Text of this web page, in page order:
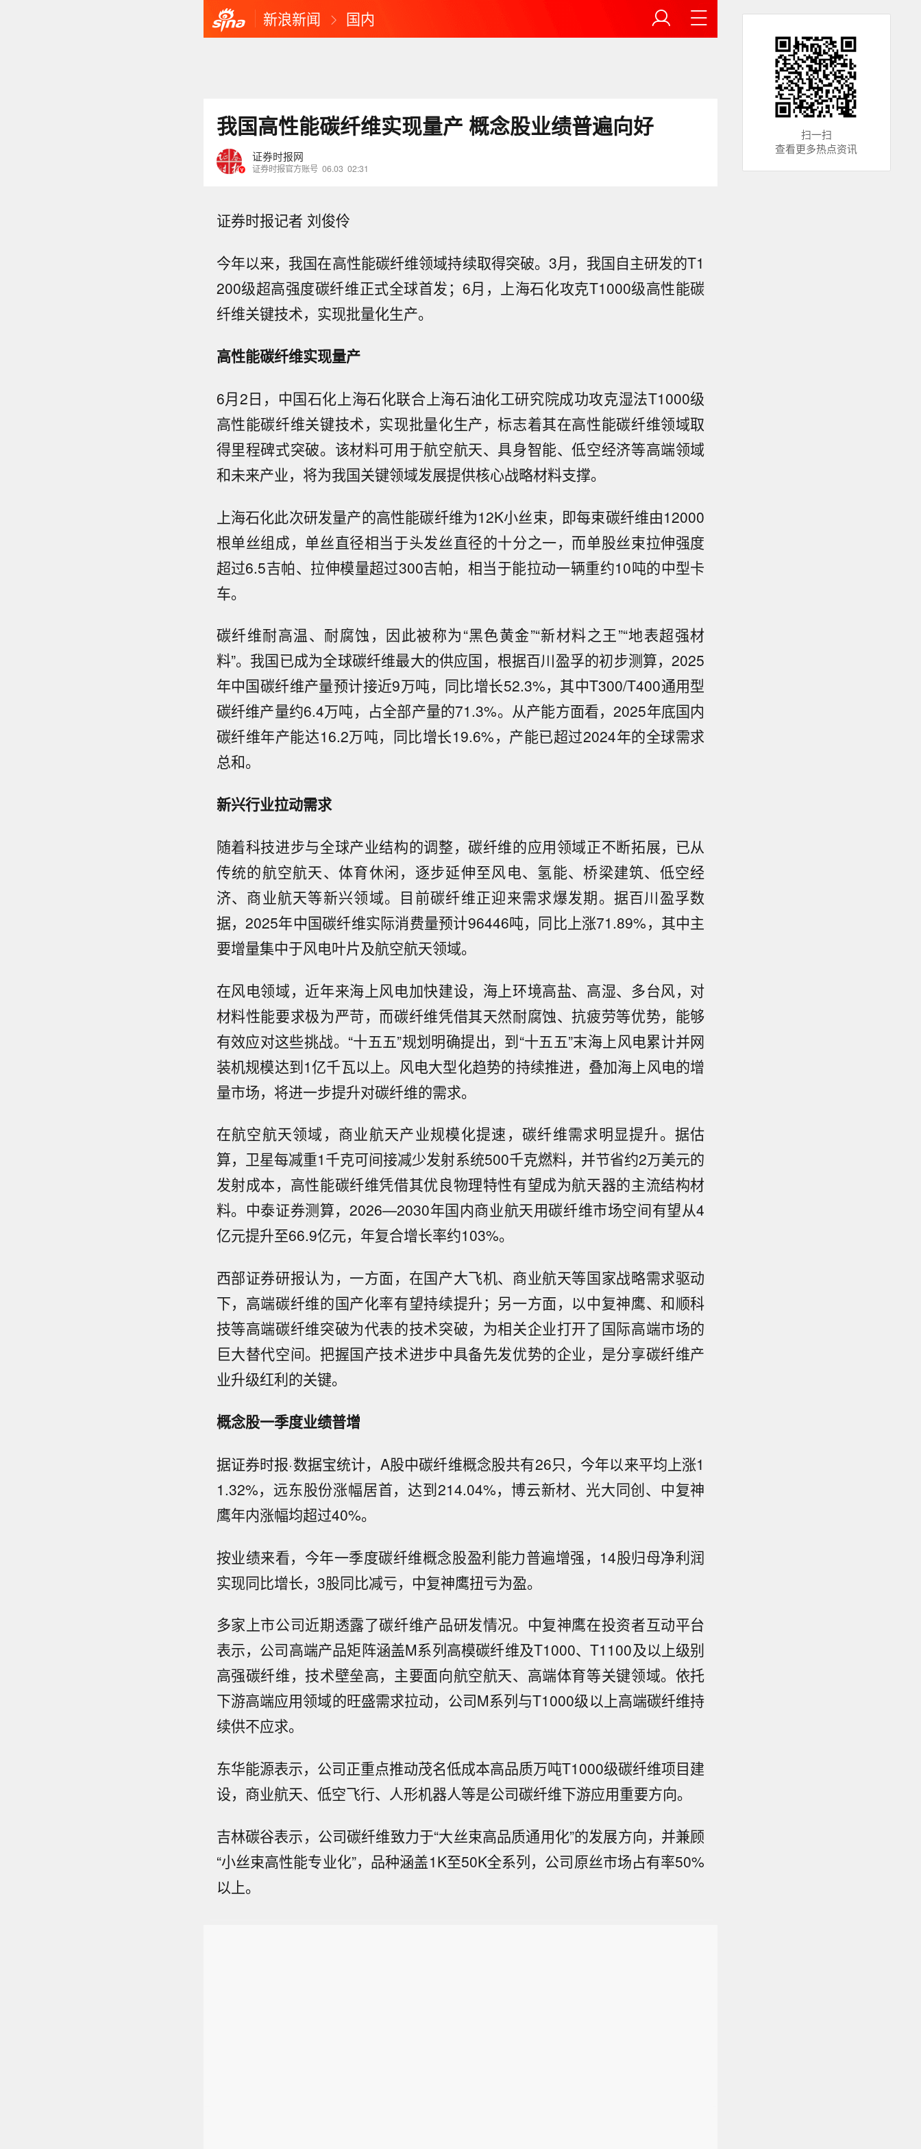
新浪新闻 国内
我国高性能碳纤维实现量产 概念股业绩普遍向好
证券时报网
证券时报官方账号 06.03 02:31
证券时报记者 刘俊伶
今年以来，我国在高性能碳纤维领域持续取得突破。3月，我国自主研发的T1
200级超高强度碳纤维正式全球首发；6月，上海石化攻克T1000级高性能碳
纤维关键技术，实现批量化生产。
高性能碳纤维实现量产
6月2日，中国石化上海石化联合上海石油化工研究院成功攻克湿法T1000级
高性能碳纤维关键技术，实现批量化生产，标志着其在高性能碳纤维领域取
得里程碑式突破。该材料可用于航空航天、具身智能、低空经济等高端领域
和未来产业，将为我国关键领域发展提供核心战略材料支撑。
上海石化此次研发量产的高性能碳纤维为12K小丝束，即每束碳纤维由12000
根单丝组成，单丝直径相当于头发丝直径的十分之一，而单股丝束拉伸强度
超过6.5吉帕、拉伸模量超过300吉帕，相当于能拉动一辆重约10吨的中型卡
车。
碳纤维耐高温、耐腐蚀，因此被称为“黑色黄金”“新材料之王”“地表超强材
料”。我国已成为全球碳纤维最大的供应国，根据百川盈孚的初步测算，2025
年中国碳纤维产量预计接近9万吨，同比增长52.3%，其中T300/T400通用型
碳纤维产量约6.4万吨，占全部产量的71.3%。从产能方面看，2025年底国内
碳纤维年产能达16.2万吨，同比增长19.6%，产能已超过2024年的全球需求
总和。
新兴行业拉动需求
随着科技进步与全球产业结构的调整，碳纤维的应用领域正不断拓展，已从
传统的航空航天、体育休闲，逐步延伸至风电、氢能、桥梁建筑、低空经
济、商业航天等新兴领域。目前碳纤维正迎来需求爆发期。据百川盈孚数
据，2025年中国碳纤维实际消费量预计96446吨，同比上涨71.89%，其中主
要增量集中于风电叶片及航空航天领域。
在风电领域，近年来海上风电加快建设，海上环境高盐、高湿、多台风，对
材料性能要求极为严苛，而碳纤维凭借其天然耐腐蚀、抗疲劳等优势，能够
有效应对这些挑战。“十五五”规划明确提出，到“十五五”末海上风电累计并网
装机规模达到1亿千瓦以上。风电大型化趋势的持续推进，叠加海上风电的增
量市场，将进一步提升对碳纤维的需求。
在航空航天领域，商业航天产业规模化提速，碳纤维需求明显提升。据估
算，卫星每减重1千克可间接减少发射系统500千克燃料，并节省约2万美元的
发射成本，高性能碳纤维凭借其优良物理特性有望成为航天器的主流结构材
料。中泰证券测算，2026—2030年国内商业航天用碳纤维市场空间有望从4
亿元提升至66.9亿元，年复合增长率约103%。
西部证券研报认为，一方面，在国产大飞机、商业航天等国家战略需求驱动
下，高端碳纤维的国产化率有望持续提升；另一方面，以中复神鹰、和顺科
技等高端碳纤维突破为代表的技术突破，为相关企业打开了国际高端市场的
巨大替代空间。把握国产技术进步中具备先发优势的企业，是分享碳纤维产
业升级红利的关键。
概念股一季度业绩普增
据证券时报·数据宝统计，A股中碳纤维概念股共有26只，今年以来平均上涨1
1.32%，远东股份涨幅居首，达到214.04%，博云新材、光大同创、中复神
鹰年内涨幅均超过40%。
按业绩来看，今年一季度碳纤维概念股盈利能力普遍增强，14股归母净利润
实现同比增长，3股同比减亏，中复神鹰扭亏为盈。
多家上市公司近期透露了碳纤维产品研发情况。中复神鹰在投资者互动平台
表示，公司高端产品矩阵涵盖M系列高模碳纤维及T1000、T1100及以上级别
高强碳纤维，技术壁垒高，主要面向航空航天、高端体育等关键领域。依托
下游高端应用领域的旺盛需求拉动，公司M系列与T1000级以上高端碳纤维持
续供不应求。
东华能源表示，公司正重点推动茂名低成本高品质万吨T1000级碳纤维项目建
设，商业航天、低空飞行、人形机器人等是公司碳纤维下游应用重要方向。
吉林碳谷表示，公司碳纤维致力于“大丝束高品质通用化”的发展方向，并兼顾
“小丝束高性能专业化”，品种涵盖1K至50K全系列，公司原丝市场占有率50%
以上。
扫一扫
查看更多热点资讯